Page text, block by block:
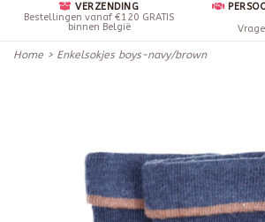
VERZENDING
Bestellingen vanaf €120 GRATIS
binnen België
Home > Enkelsokjes boys-navy/brown